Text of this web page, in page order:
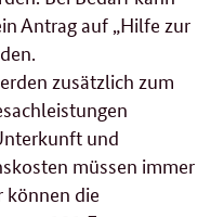
Antrag auf „Hilfe zur
zusätzlich zum
und
müssen immer
können die